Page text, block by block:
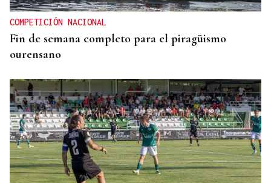
COMPETICIÓN NACIONAL
Fin de semana completo para el piragüismo
ourensano